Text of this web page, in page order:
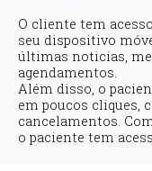
O cliente tem
seu dispositivo
últimas noticias,
agendamentos.
Além disso, o
em poucos cliques,
cancelamentos.
o paciente tem